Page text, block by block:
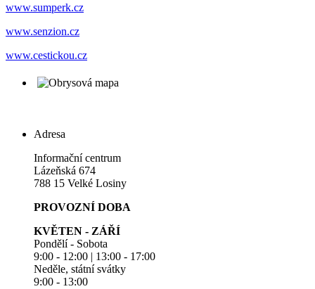
www.sumperk.cz
www.senzion.cz
www.cestickou.cz
Adresa
Informační centrum
Lázeňská 674
788 15 Velké Losiny
PROVOZNÍ DOBA
KVĚTEN - ZÁŘÍ
Pondělí - Sobota
9:00 - 12:00 | 13:00 - 17:00
Neděle, státní svátky
9:00 - 13:00